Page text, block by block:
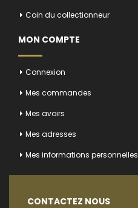
Coin du collectionneur
MON COMPTE
Connexion
Mes commandes
Mes avoirs
Mes adresses
Mes informations personnelles
CONTACTEZ NOUS